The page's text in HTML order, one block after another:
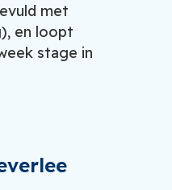
met
en loopt
stage in